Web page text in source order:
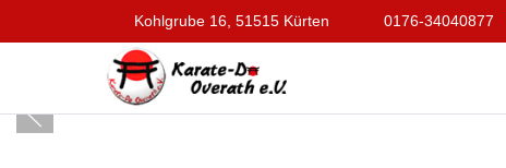
Kohlgrube 16, 51515 Kürten 0176-34040877